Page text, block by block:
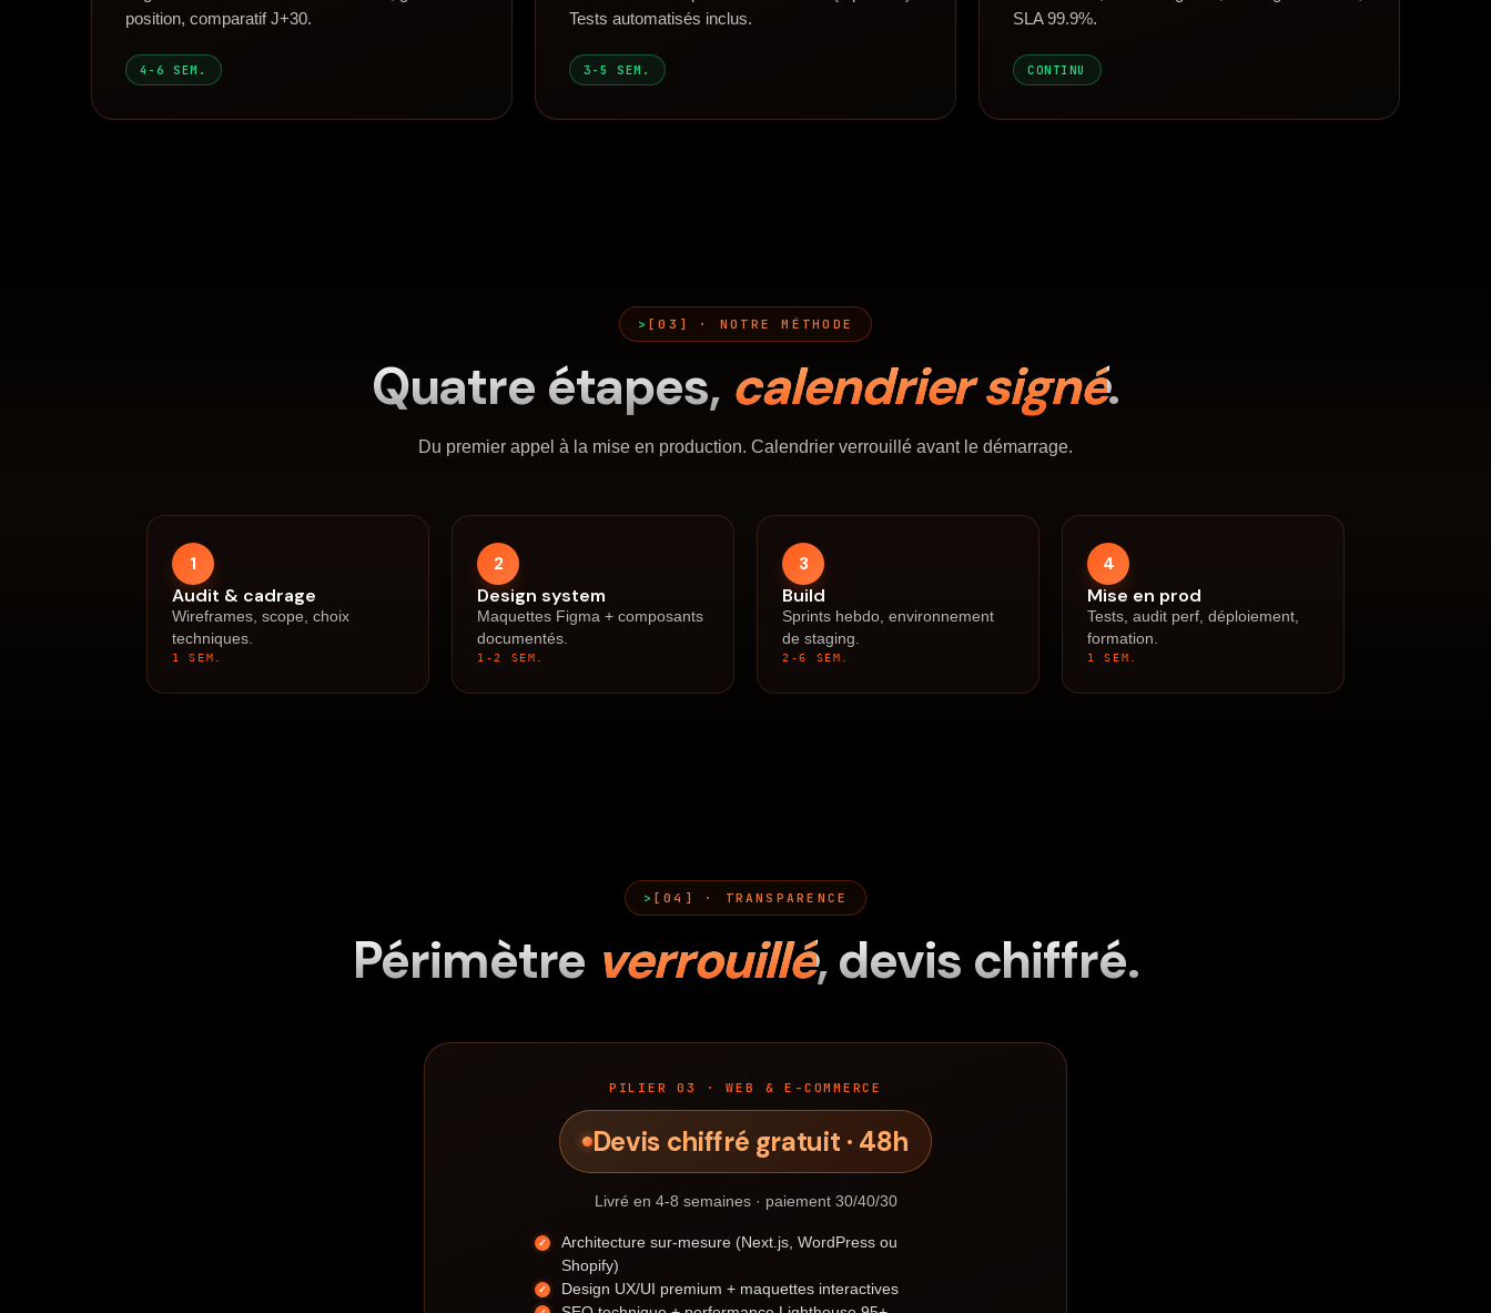
position, comparatif J+30.
4-6 SEM.
Tests automatisés inclus.
3-5 SEM.
SLA 99.9%.
CONTINU
[03] · NOTRE MÉTHODE
Quatre étapes, calendrier signé.
Du premier appel à la mise en production. Calendrier verrouillé avant le démarrage.
1
Audit & cadrage
Wireframes, scope, choix
techniques.
1 SEM.
2
Design system
Maquettes Figma + composants
documentés.
1-2 SEM.
3
Build
Sprints hebdo, environnement
de staging.
2-6 SEM.
4
Mise en prod
Tests, audit perf, déploiement,
formation.
1 SEM.
[04] · TRANSPARENCE
Périmètre verrouillé, devis chiffré.
PILIER 03 · WEB & E-COMMERCE
Devis chiffré gratuit · 48h
Livré en 4-8 semaines · paiement 30/40/30
Architecture sur-mesure (Next.js, WordPress ou
Shopify)
Design UX/UI premium + maquettes interactives